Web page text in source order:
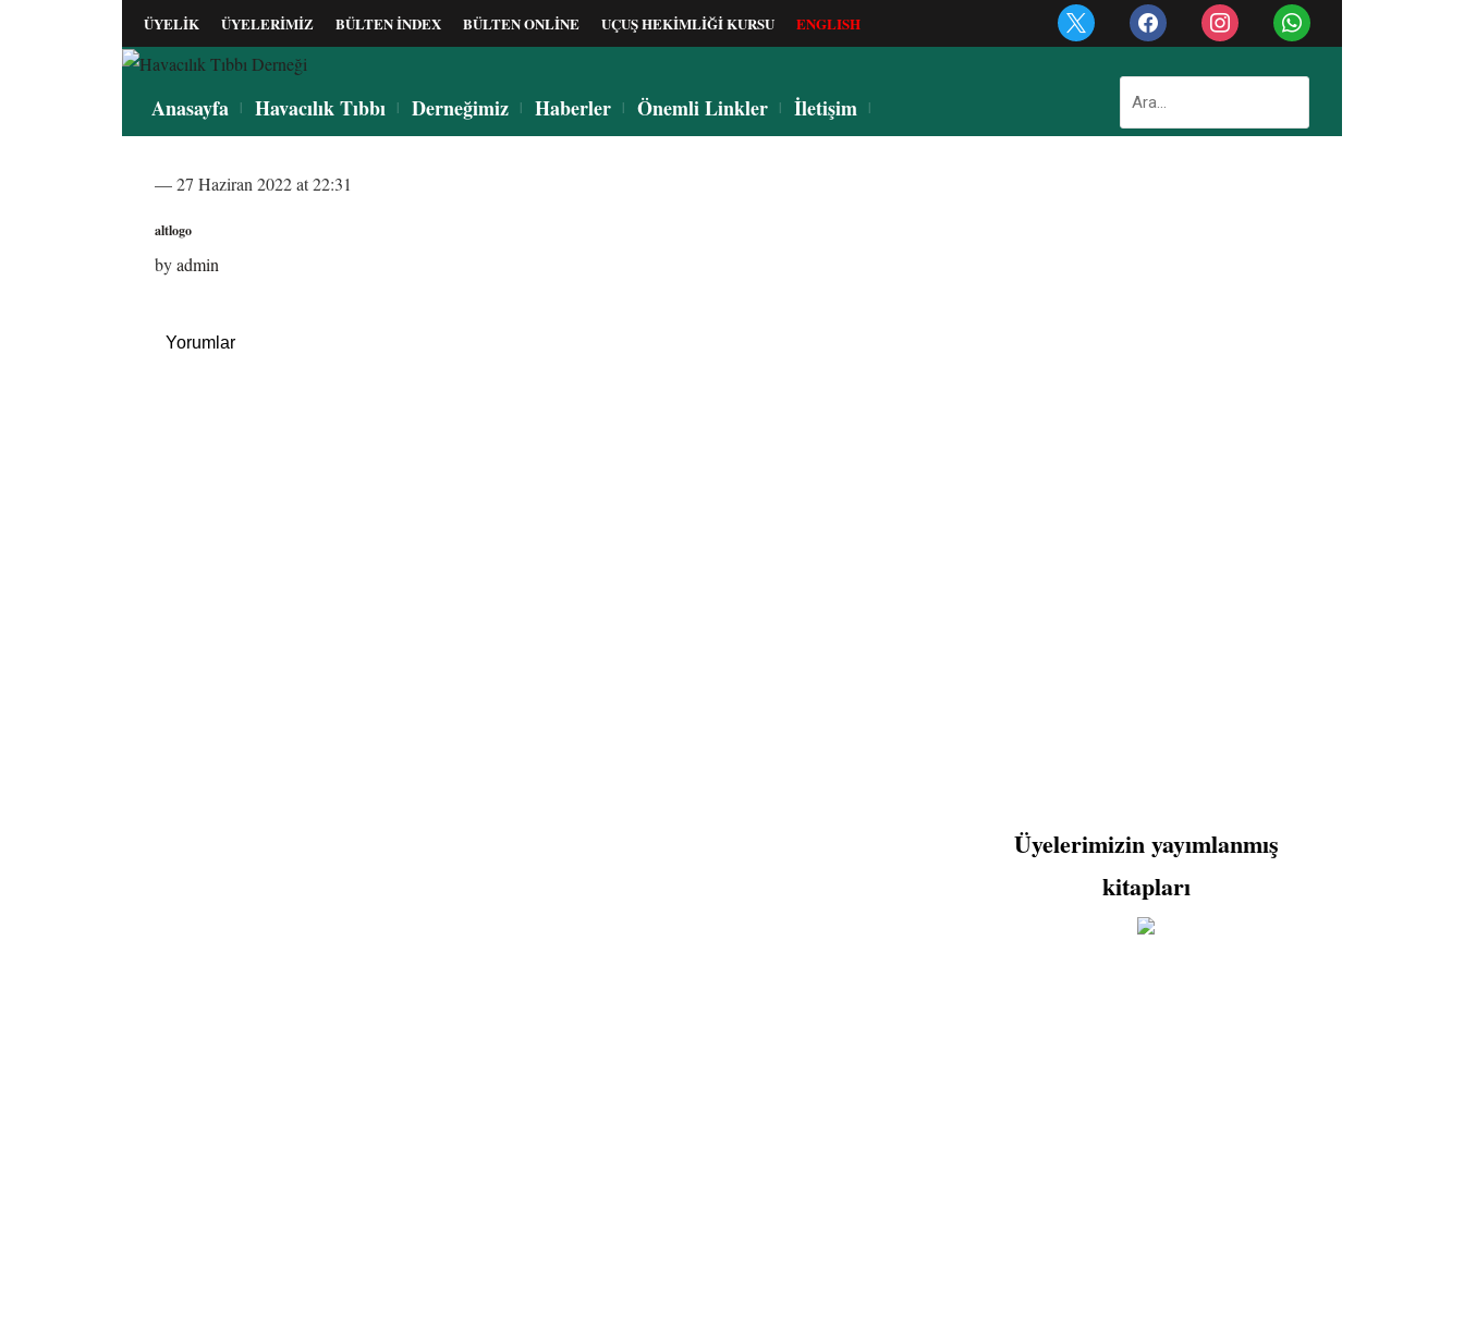
x facebook instagram whatsapp
ÜYELİK ÜYELERİMİZ BÜLTEN İNDEX BÜLTEN ONLİNE UÇUŞ HEKİMLİĞİ KURSU ENGLISH
Arama:
Anasayfa Havacılık Tıbbı Derneğimiz Haberler Önemli Linkler İletişim
— 27 Haziran 2022 at 22:31
altlogo
byadmin
Yorumlar
Üyelerimizin yayımlanmış
kitapları